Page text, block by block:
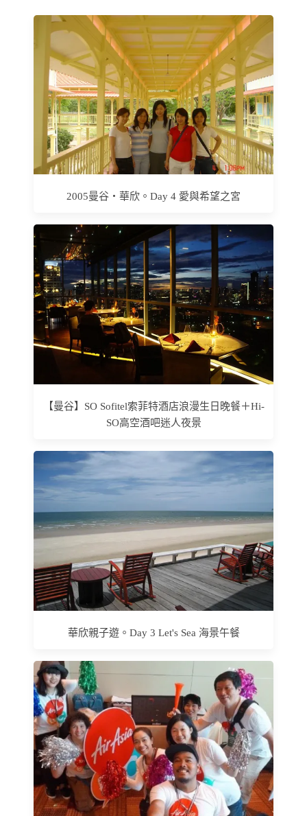
2005曼谷‧華欣。Day 4 愛與希望之宮
【曼谷】SO Sofitel索菲特酒店浪漫生日晚餐＋Hi-
SO高空酒吧迷人夜景
華欣親子遊。Day 3 Let's Sea 海景午餐